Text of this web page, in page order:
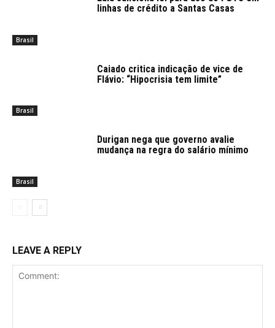
Brasil
linhas de crédito a Santas Casas
Brasil
Caiado critica indicação de vice de
Flávio: “Hipocrisia tem limite”
Brasil
Durigan nega que governo avalie
mudança na regra do salário mínimo
LEAVE A REPLY